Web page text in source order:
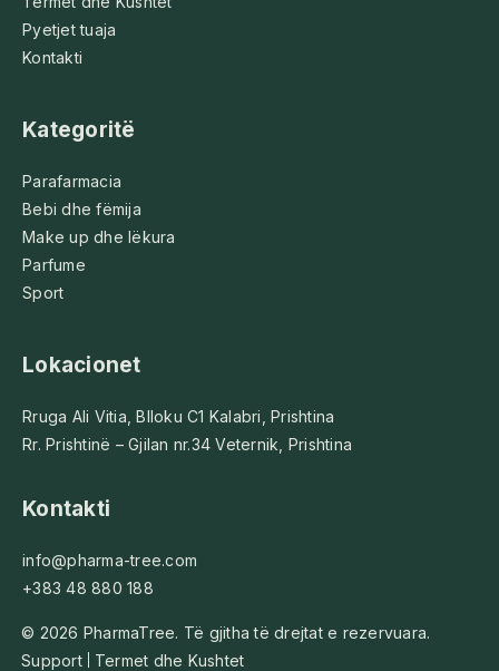
Pyetjet tuaja
Kontakti
Kategoritë
Parafarmacia
Bebi dhe fëmija
Make up dhe lëkura
Parfume
Sport
Lokacionet
Rruga Ali Vitia, Blloku C1 Kalabri, Prishtina
Rr. Prishtinë – Gjilan nr.34 Veternik, Prishtina
Kontakti
info@pharma-tree.com
+383 48 880 188
© 2026 PharmaTree. Të gjitha të drejtat e rezervuara.
Support
Termet dhe Kushtet